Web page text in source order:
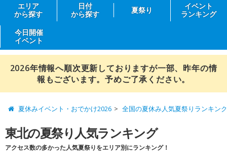
エリア
から探す
日付
から探す
夏祭り
イベント
ランキング
今日開催
イベント
2026年情報へ順次更新しておりますが一部、昨年の情
報もございます。予めご了承ください。
夏休みイベント・おでかけ2026 全国の夏休み人気夏祭りランキング
東北の夏祭り人気ランキング
アクセス数の多かった人気夏祭りをエリア別にランキング！